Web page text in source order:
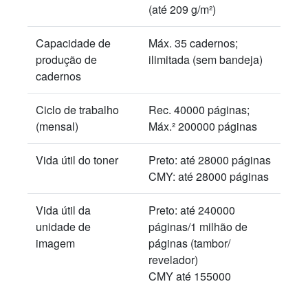
(até 209 g/m²)
Capacidade de
produção de
cadernos
Máx. 35 cadernos;
ilimitada (sem bandeja)
Ciclo de trabalho
(mensal)
Rec. 40000 páginas;
Máx.² 200000 páginas
Vida útil do toner
Preto: até 28000 páginas
CMY: até 28000 páginas
Vida útil da
unidade de
imagem
Preto: até 240000
páginas/1 milhão de
páginas (tambor/
revelador)
CMY até 155000